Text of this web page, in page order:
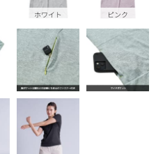
ホワイト ピンク